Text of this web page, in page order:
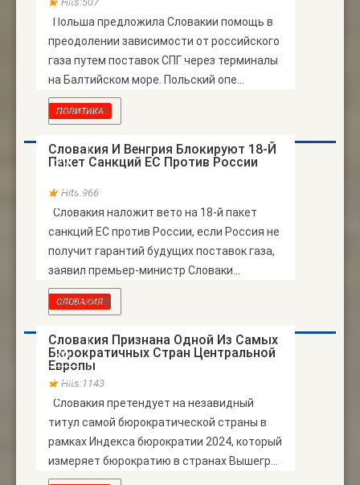
Польша предложила Словакии помощь в
преодолении зависимости от российского
газа путем поставок СПГ через терминалы
на Балтийском море. Польский опе...
READ MORE
Словакия И Венгрия Блокируют 18-Й
Пакет Санкций ЕС Против России
Hits:966
ПОЛИТИКА
Словакия наложит вето на 18-й пакет
санкций ЕС против России, если Россия не
получит гарантий будущих поставок газа,
заявил премьер-министр Словаки...
29
ИЮНЬ
READ MORE
Словакия Признана Одной Из Самых
Бюрократичных Стран Центральной
Европы
Hits:1143
СЛОВАКИЯ
Словакия претендует на незавидный
титул самой бюрократической страны в
рамках Индекса бюрократии 2024, который
измеряет бюрократию в странах Вышегр...
26
ФЕВ